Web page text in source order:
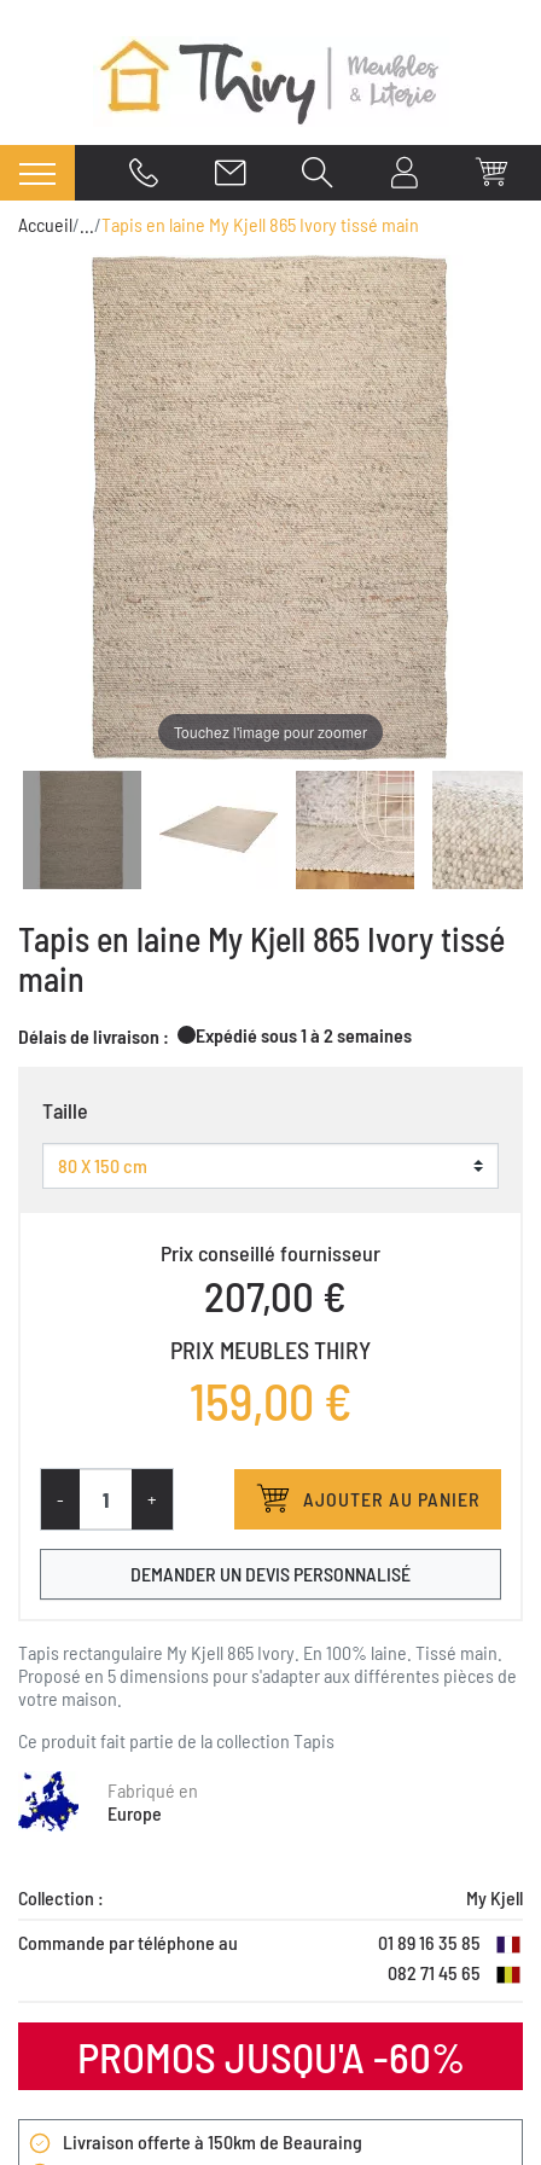
Accueil Tapis en laine My Kjell 865 Ivory tissé main
Touchez l'image pour zoomer
Tapis en laine My Kjell 865 Ivory tissé
main
Délais de livraison : Expédié sous 1 à 2 semaines
Taille
Prix conseillé fournisseur
207,00 €
PRIX MEUBLES THIRY
159,00 €
- + AJOUTER AU PANIER
DEMANDER UN DEVIS PERSONNALISÉ
Tapis rectangulaire My Kjell 865 Ivory. En 100% laine. Tissé main.
Proposé en 5 dimensions pour s'adapter aux différentes pièces de
votre maison.
Ce produit fait partie de la collection Tapis
Fabriqué en
Europe
Collection :
My Kjell
Commande par téléphone au
01 89 16 35 85
082 71 45 65
PROMOS JUSQU'A -60%
Livraison offerte à 150km de Beauraing